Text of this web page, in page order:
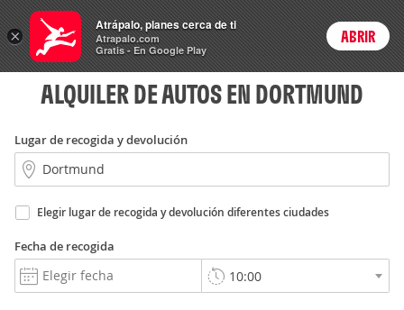
Rent
a Car Login
ALQUILER DE AUTOS EN DORTMUND
Lugar de recogida y devolución
Elegir lugar de recogida y devolución diferentes ciudades
Fecha de recogida
×
Atrápalo, planes cerca de ti
Atrapalo.com
Gratis - En Google Play
ABRIR